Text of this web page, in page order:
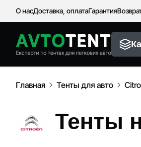
О насДоставка, оплатаГарантия
Главная Тенты для авто
Тенты